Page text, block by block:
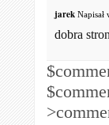
jarek Napisał
dobra